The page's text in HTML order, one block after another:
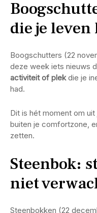
die je
Boogschutters (22
deze week iets nieuws
activiteit of plekdie je
had.
Dit is hét moment om
buiten je comfortzone,
zetten.
Steenbok:
niet
Steenbokken (22